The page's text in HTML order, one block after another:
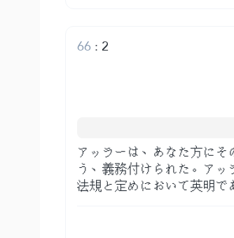
2
:
66
アッラーは、あなた方に
う、義務付けられた。ア
法規と定めにおいて英明で